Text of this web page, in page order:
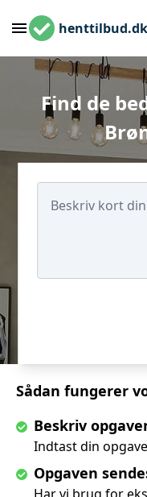
henttilbud.dk
Find de
Sådan fungerer
Beskriv
Indtast din
Opgaven